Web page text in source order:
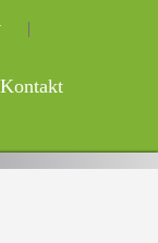
Kontakt